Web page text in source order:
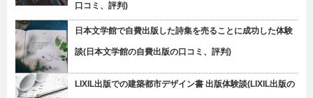
口コミ、評判)
日本文学館で自費出版した詩集を売ることに成功した体験
談(日本文学館の自費出版の口コミ、評判)
LIXIL出版での建築都市デザイン書 出版体験談(LIXIL出版の